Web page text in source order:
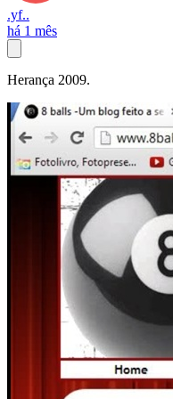
.yf..
há 1 mês
Herança 2009.